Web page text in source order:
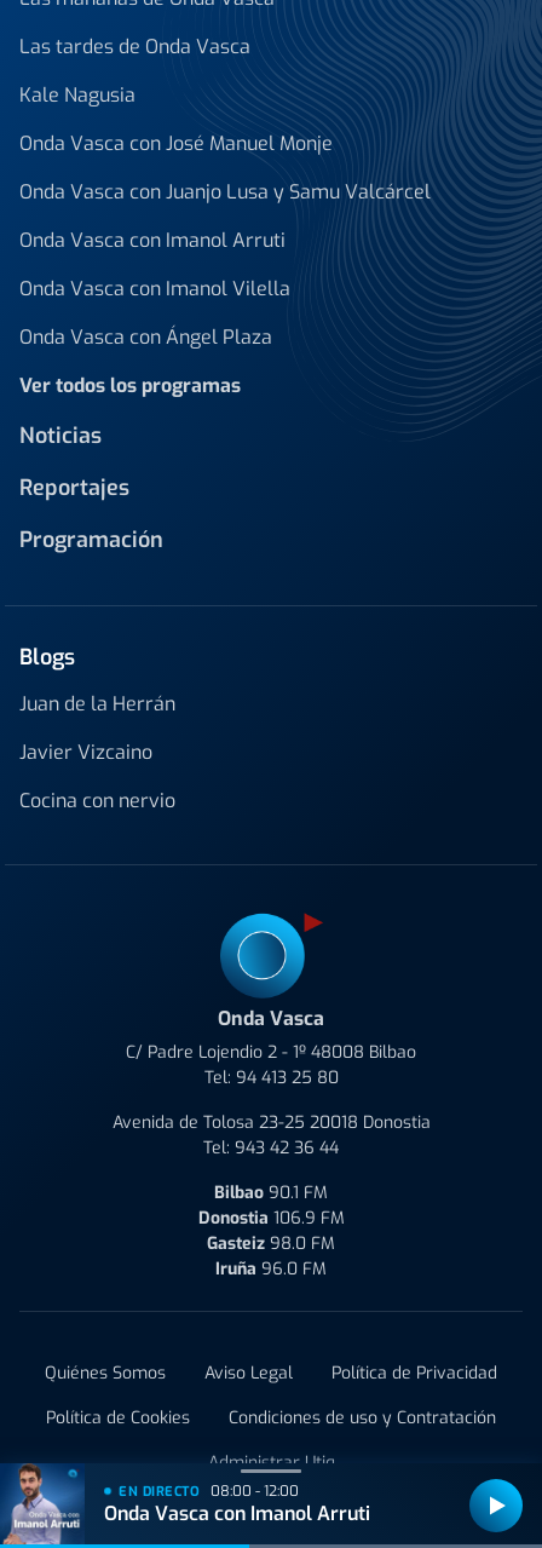
Las tardes de Onda Vasca
Kale Nagusia
Onda Vasca con José Manuel Monje
Onda Vasca con Juanjo Lusa y Samu Valcárcel
Onda Vasca con Imanol Arruti
Onda Vasca con Imanol Vilella
Onda Vasca con Ángel Plaza
Ver todos los programas
Noticias
Reportajes
Programación
Blogs
Juan de la Herrán
Javier Vizcaino
Cocina con nervio
Onda Vasca
C/ Padre Lojendio 2 - 1º 48008 Bilbao
Tel: 94 413 25 80
Avenida de Tolosa 23-25 20018 Donostia
Tel: 943 42 36 44
Bilbao 90.1 FM
Donostia 106.9 FM
Gasteiz 98.0 FM
Iruña 96.0 FM
Quiénes Somos Aviso Legal
Política de Privacidad
Política de Cookies
Condiciones de uso y Contratación
Administrar Utiq
© 2021 Onda Vasca
EN DIRECTO 08:00 - 12:00
Onda Vasca con Imanol Arruti